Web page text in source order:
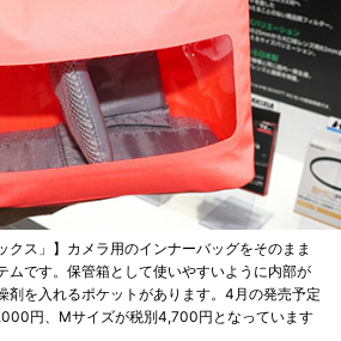
クス」】カメラ用のインナーバッグをそのまま
ムです。保管箱として使いやすいように内部が
剤を入れるポケットがあります。4月の発売予定
円、Mサイズが税別4,700円となっています